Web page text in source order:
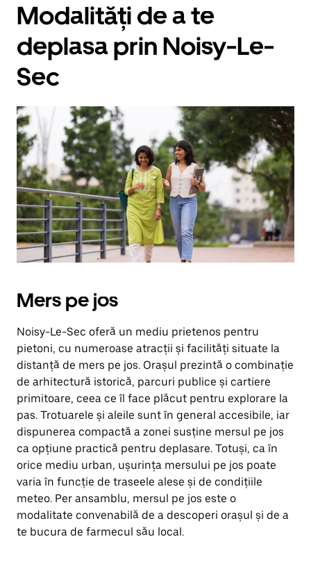
selecta
o
dată,
apasă
pe
tasta
cu
îndreptată
în
jos.
Închide
calendarul
apăsând
pe
butonul
Escape.
Modalități de a te
deplasa prin Noisy-Le-
Sec
Mers pe jos
Noisy-Le-Sec oferă un mediu prietenos pentru
pietoni, cu numeroase atracții și facilități situate la
distanță de mers pe jos. Orașul prezintă o combinație
de arhitectură istorică, parcuri publice și cartiere
primitoare, ceea ce îl face plăcut pentru explorare la
pas. Trotuarele și aleile sunt în general accesibile, iar
dispunerea compactă a zonei susține mersul pe jos
ca opțiune practică pentru deplasare. Totuși, ca în
orice mediu urban, ușurința mersului pe jos poate
varia în funcție de traseele alese și de condițiile
meteo. Per ansamblu, mersul pe jos este o
modalitate convenabilă de a descoperi orașul și de a
te bucura de farmecul său local.